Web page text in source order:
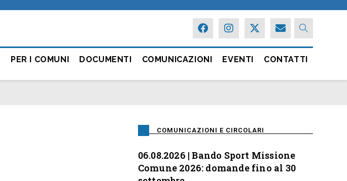
PER I COMUNI DOCUMENTI COMUNICAZIONI EVENTI CONTATTI
COMUNICAZIONI E CIRCOLARI
06.08.2026 | Bando Sport Missione
Comune 2026: domande fino al 30